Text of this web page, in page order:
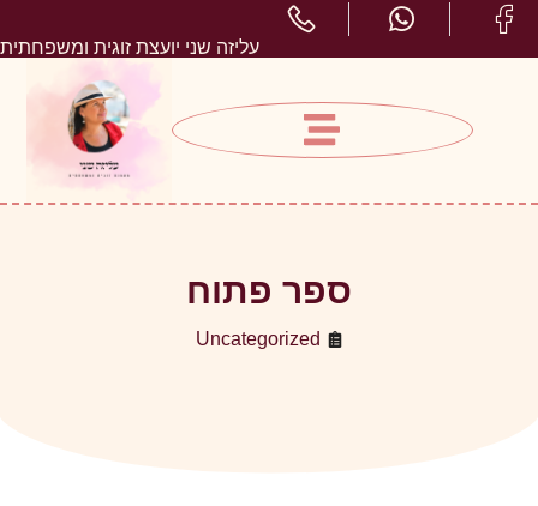
עליזה שני יועצת זוגית ומשפחתית
ספר פתוח
Uncategorized